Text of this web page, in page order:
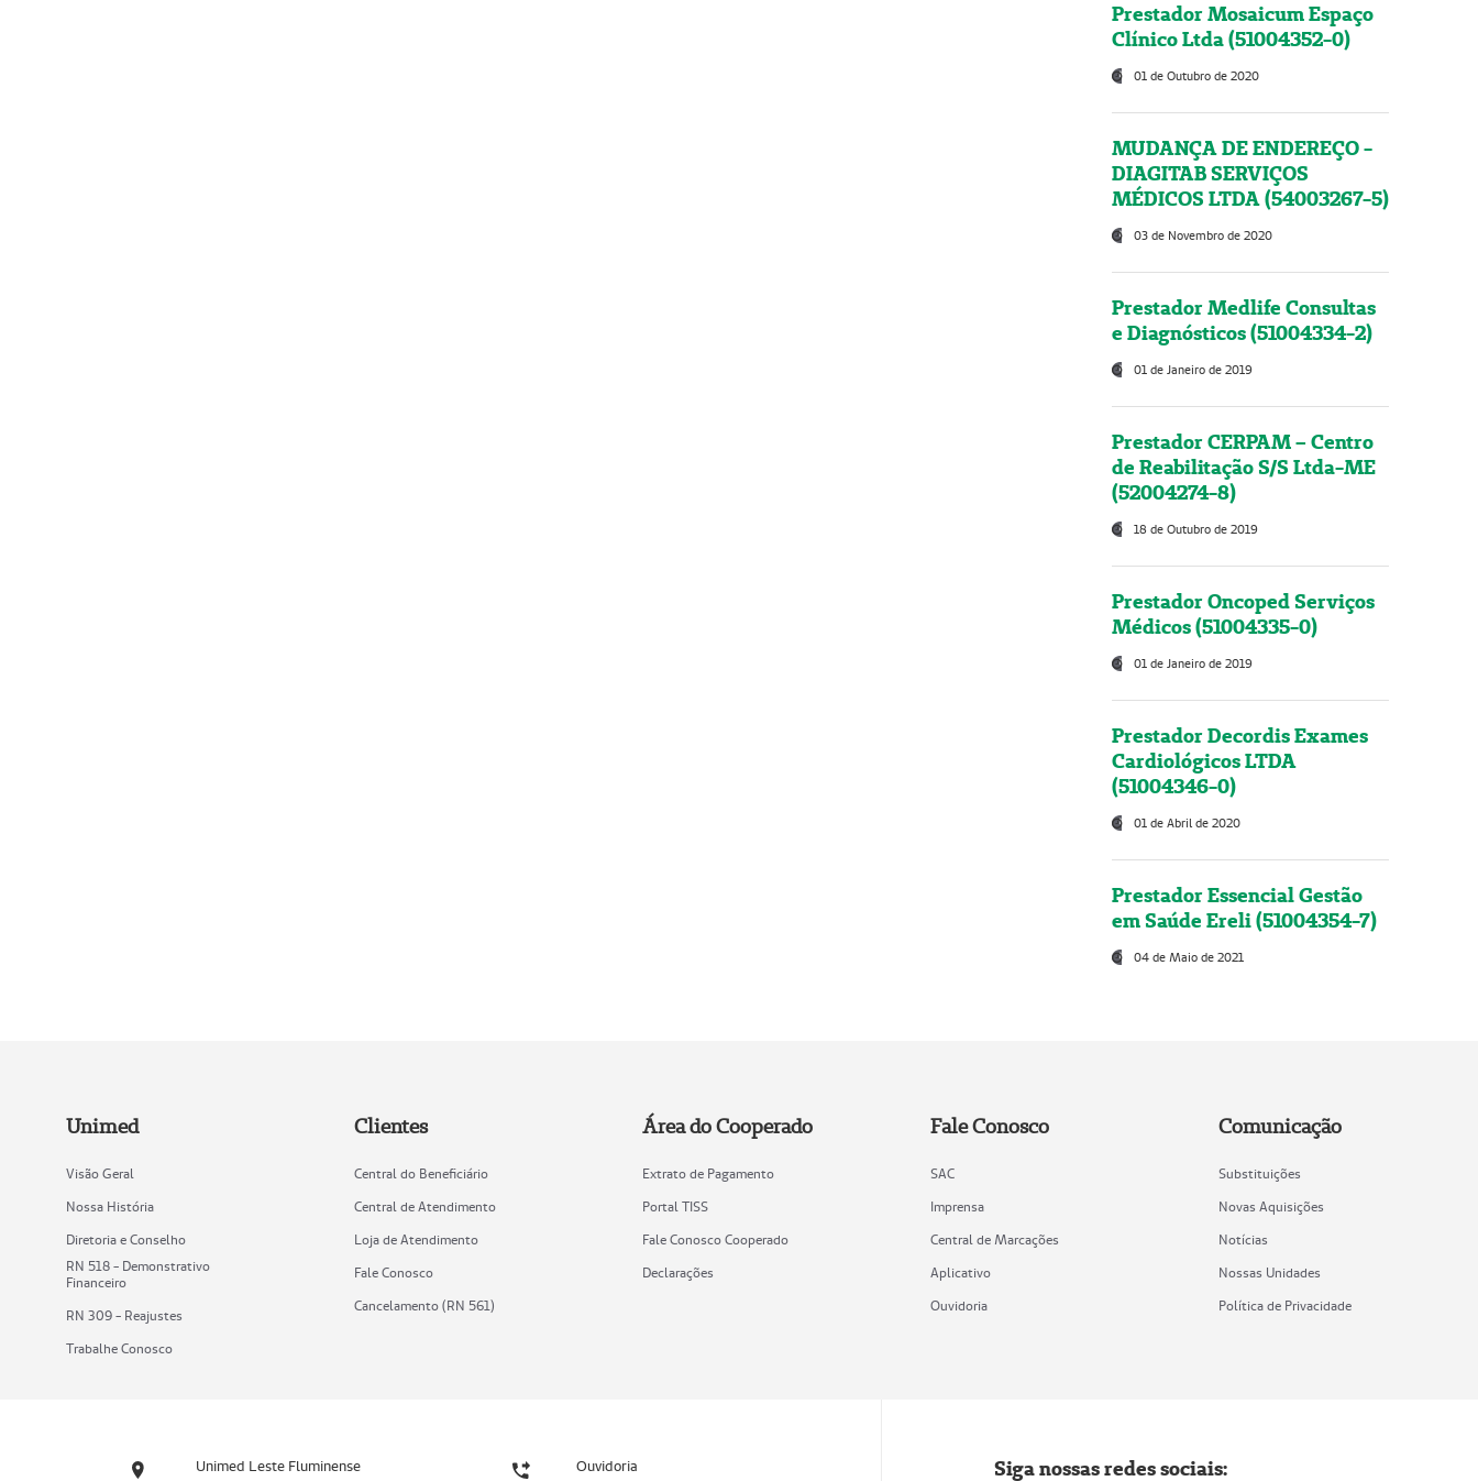
Prestador Mosaicum Espaço
Clínico Ltda (51004352-0)
01 de Outubro de 2020
MUDANÇA DE ENDEREÇO -
DIAGITAB SERVIÇOS
MÉDICOS LTDA (54003267-5)
03 de Novembro de 2020
Prestador Medlife Consultas
e Diagnósticos (51004334-2)
01 de Janeiro de 2019
Prestador CERPAM – Centro
de Reabilitação S/S Ltda-ME
(52004274-8)
18 de Outubro de 2019
Prestador Oncoped Serviços
Médicos (51004335-0)
01 de Janeiro de 2019
Prestador Decordis Exames
Cardiológicos LTDA
(51004346-0)
01 de Abril de 2020
Prestador Essencial Gestão
em Saúde Ereli (51004354-7)
04 de Maio de 2021
Unimed
Visão Geral
Nossa História
Diretoria e Conselho
RN 518 - Demonstrativo
Financeiro
RN 309 - Reajustes
Trabalhe Conosco
Clientes
Central do Beneficiário
Central de Atendimento
Loja de Atendimento
Fale Conosco
Cancelamento (RN 561)
Área do Cooperado
Extrato de Pagamento
Portal TISS
Fale Conosco Cooperado
Declarações
Fale Conosco
SAC
Imprensa
Central de Marcações
Aplicativo
Ouvidoria
Comunicação
Substituições
Novas Aquisições
Notícias
Nossas Unidades
Política de Privacidade
Unimed Leste Fluminense Ouvidoria Siga nossas redes sociais: